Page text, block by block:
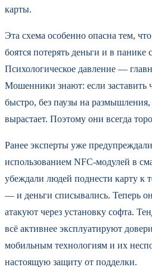
карты.
Эта схема особенно опасна тем,
боятся потерять деньги и в панике
Психологическое давление —
Мошенники знают: если заставить
быстро, без паузы на
вырастает. Поэтому они всегда
Ранее эксперты уже
использованием NFC-модулей в
убеждали людей поднести карту к
— и деньги списывались. Теперь
атакуют через установку софта.
всё активнее эксплуатируют
мобильным технологиям и их
настоящую защиту от подделки.